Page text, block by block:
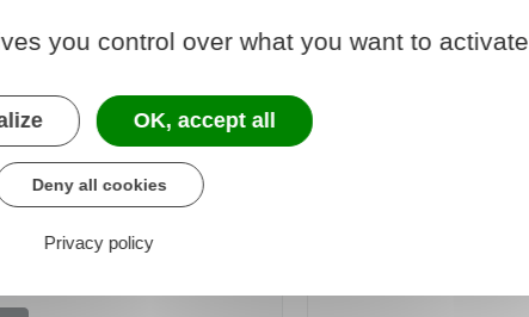
(Inpi)
plus approfondie de
nom de domaine, d'un
you control over what you want to activate
OK, accept all
Deny all cookies
Privacy policy